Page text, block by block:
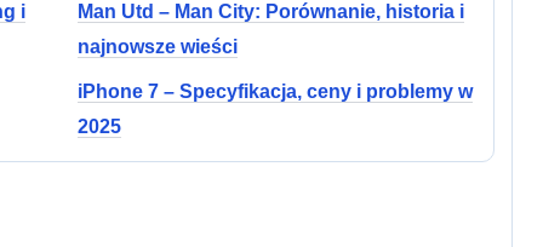
i
Man Utd – Man City: Porównanie, historia i
najnowsze wieści
iPhone 7 – Specyfikacja, ceny i problemy w
2025